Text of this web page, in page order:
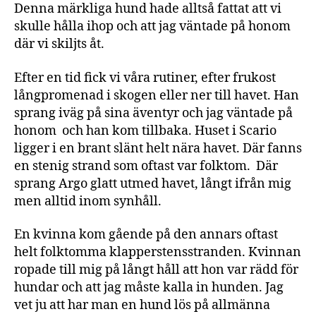
Denna märkliga hund hade alltså fattat att vi
skulle hålla ihop och att jag väntade på honom
där vi skiljts åt.
Efter en tid fick vi våra rutiner, efter frukost
långpromenad i skogen eller ner till havet. Han
sprang iväg på sina äventyr och jag väntade på
honom och han kom tillbaka. Huset i Scario
ligger i en brant slänt helt nära havet. Där fanns
en stenig strand som oftast var folktom. Där
sprang Argo glatt utmed havet, långt ifrån mig
men alltid inom synhåll.
En kvinna kom gående på den annars oftast
helt folktomma klapperstensstranden. Kvinnan
ropade till mig på långt håll att hon var rädd för
hundar och att jag måste kalla in hunden. Jag
vet ju att har man en hund lös på allmänna